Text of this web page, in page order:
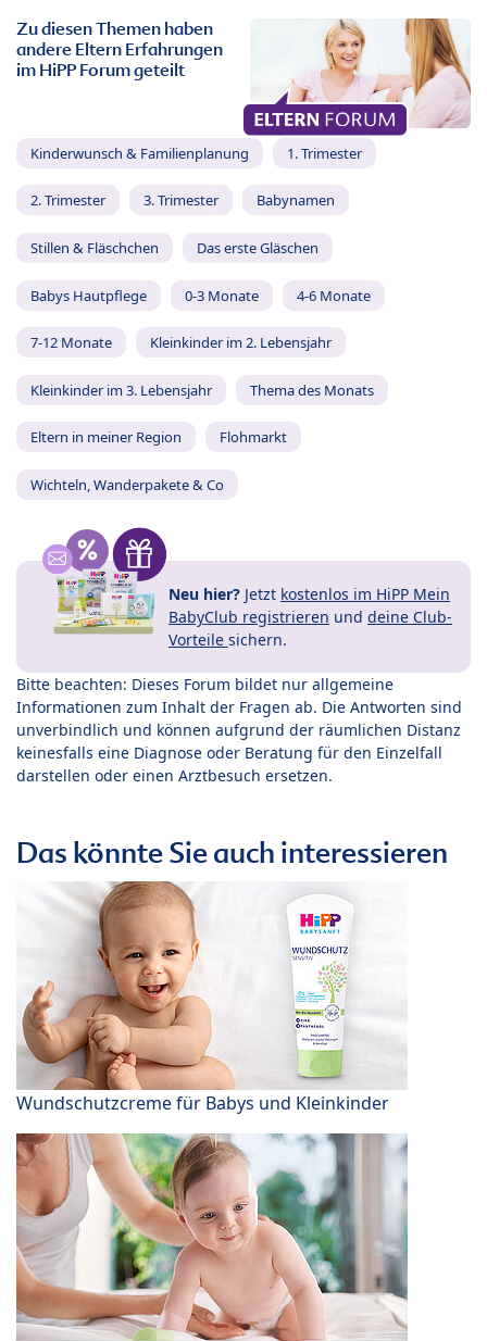
Zu diesen Themen haben
andere Eltern Erfahrungen
im HiPP Forum geteilt
Kinderwunsch & Familienplanung 1. Trimester
2. Trimester 3. Trimester Babynamen
Stillen & Fläschchen Das erste Gläschen
Babys Hautpflege 0-3 Monate 4-6 Monate
7-12 Monate Kleinkinder im 2. Lebensjahr
Kleinkinder im 3. Lebensjahr Thema des Monats
Eltern in meiner Region Flohmarkt
Wichteln, Wanderpakete & Co
Neu hier? Jetzt kostenlos im HiPP Mein
BabyClub registrieren und deine Club-
Vorteile sichern.
Bitte beachten: Dieses Forum bildet nur allgemeine
Informationen zum Inhalt der Fragen ab. Die Antworten sind
unverbindlich und können aufgrund der räumlichen Distanz
keinesfalls eine Diagnose oder Beratung für den Einzelfall
darstellen oder einen Arztbesuch ersetzen.
Das könnte Sie auch interessieren
Wundschutzcreme für Babys und Kleinkinder